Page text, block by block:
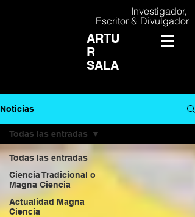
Investigador,
Escritor & Divulgador
ARTU
R
SALA
Noticias
Todas las entradas
Ciencia Tradicional o
Magna Ciencia
Actualidad Magna
Ciencia
Todas las entradas